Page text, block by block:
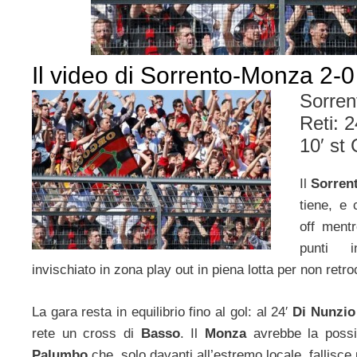
Il video di Sorrento-Monza 2-0
Reti:
10′ st
tiene, e
off
punti
invischiato in zona play out in piena lotta per non
La gara resta in equilibrio fino al gol: al 24′ Di Nunzio
rete un cross di Basso. Il Monzaavrebbe la